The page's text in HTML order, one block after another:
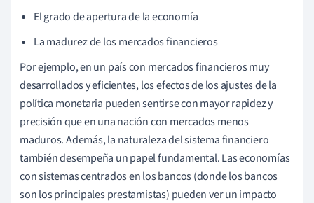
El grado de apertura de la economía
La madurez de los mercados financieros
Por ejemplo, en un país con mercados financieros muy
desarrollados y eficientes, los efectos de los ajustes de la
política monetaria pueden sentirse con mayor rapidez y
precisión que en una nación con mercados menos
maduros. Además, la naturaleza del sistema financiero
también desempeña un papel fundamental. Las economías
con sistemas centrados en los bancos (donde los bancos
son los principales prestamistas) pueden ver un impacto